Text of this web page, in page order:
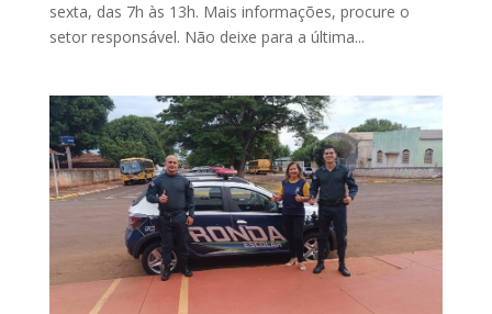
sexta, das 7h às 13h. Mais informações, procure o
setor responsável. Não deixe para a última...